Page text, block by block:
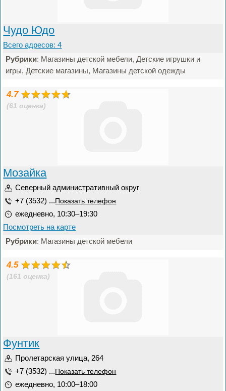
Чудо Юдо
Всего адресов: 4
Рубрики: Магазины детской мебели, Детские игрушки и
игры, Детские магазины, Магазины детской одежды
4.7
(61 оценка)
Мозайка
Северный административный округ
+7 (3532) ... Показать телефон
ежедневно, 10:30–19:30
Посмотреть на карте
Рубрики: Магазины детской мебели
4.5
(161 оценка)
Фунтик
Пролетарская улица, 264
+7 (3532) ... Показать телефон
ежедневно, 10:00–18:00